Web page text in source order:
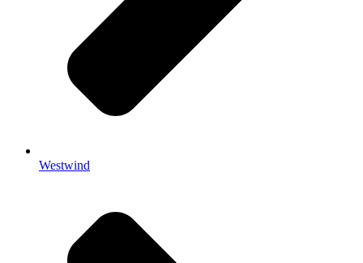
Westwind